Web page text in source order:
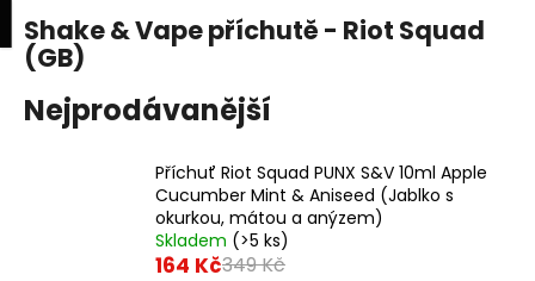
Přejít
na
obsah
Shake & Vape příchutě - Riot Squad
(GB)
Nejprodávanější
Příchuť Riot Squad PUNX S&V 10ml Apple
Cucumber Mint & Aniseed (Jablko s
okurkou, mátou a anýzem)
Skladem (>5 ks)
164 Kč349 Kč
o Zpět
Zpět
C